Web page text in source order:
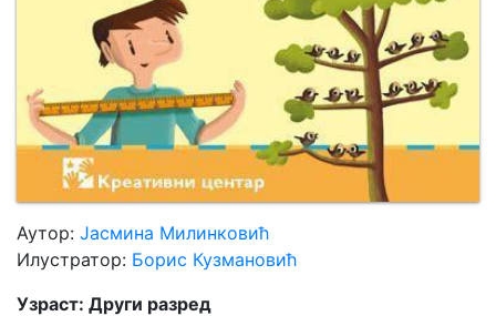
Аутор: Јасмина Милинковић
Илустратор: Борис Кузмановић
Узраст: Други разред